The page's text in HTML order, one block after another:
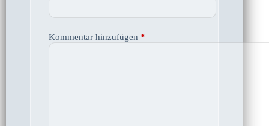
Kommentar hinzufügen *